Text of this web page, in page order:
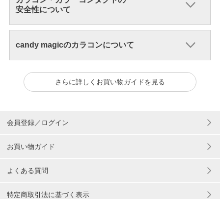
安全性について
candy magicのカラコンについて
さらに詳しくお買い物ガイドを見る
会員登録／ログイン
お買い物ガイド
よくある質問
特定商取引法に基づく表示